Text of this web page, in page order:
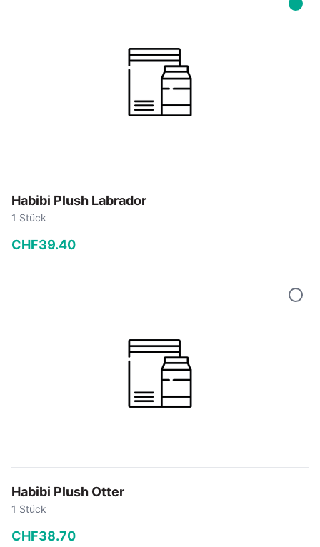
Habibi Plush Labrador
1 Stück
CHF39.40
Habibi Plush Otter
1 Stück
CHF38.70